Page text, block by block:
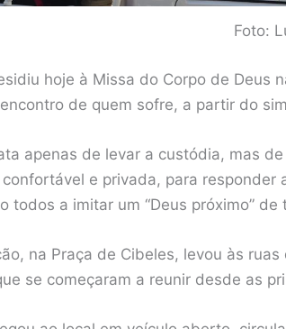
Foto:
hoje à Missa do Corpo de Deus
de quem sofre, a partir do
apenas de levar a custódia, mas
e privada, para responder
todos a imitar um “Deus próximo” de
na Praça de Cibeles, levou às
se começaram a reunir desde as